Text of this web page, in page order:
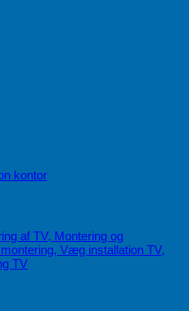
af TV, Montering og
Væg installation TV,
TV